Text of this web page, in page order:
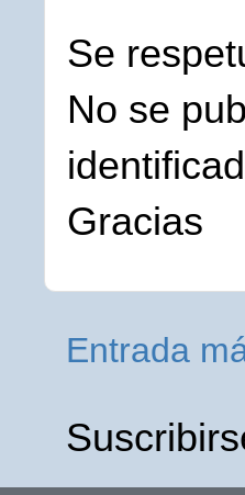
Se
No se
Gracias
Entrada